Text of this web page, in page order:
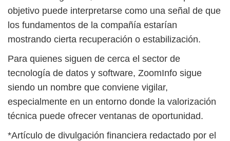
objetivo puede interpretarse como una señal de que
los fundamentos de la compañía estarían
mostrando cierta recuperación o estabilización.
Para quienes siguen de cerca el sector de
tecnología de datos y software, ZoomInfo sigue
siendo un nombre que conviene vigilar,
especialmente en un entorno donde la valorización
técnica puede ofrecer ventanas de oportunidad.
*Artículo de divulgación financiera redactado por el